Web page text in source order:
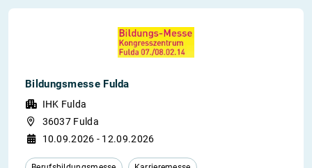
Bildungsmesse Fulda
IHK Fulda
36037 Fulda
10.09.2026 - 12.09.2026